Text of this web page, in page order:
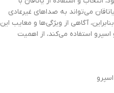
می‌تواند به صداهای غیرعادی
آگاهی از ویژگی‌ها و معایب این
استفاده می‌کند، از اهمیت